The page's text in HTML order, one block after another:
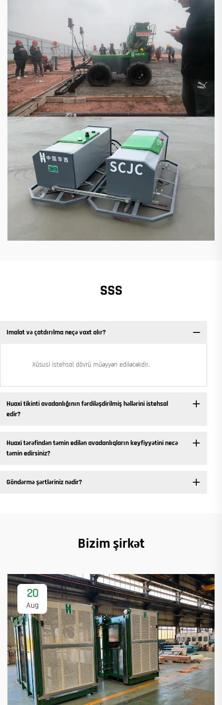
SSS
Imalat və çatdırılma neçə vaxt alır?
Xüsusi istehsal dövrü müəyyən ediləcəkdir.
Huaxi tikinti avadanlığının fərdiləşdirilmiş həllərini istehsal
edir?
Huaxi tərəfindən təmin edilən avadanlıqların keyfiyyətini necə
təmin edirsiniz?
Göndərmə şərtləriniz nədir?
Bizim şirkət
20
Aug